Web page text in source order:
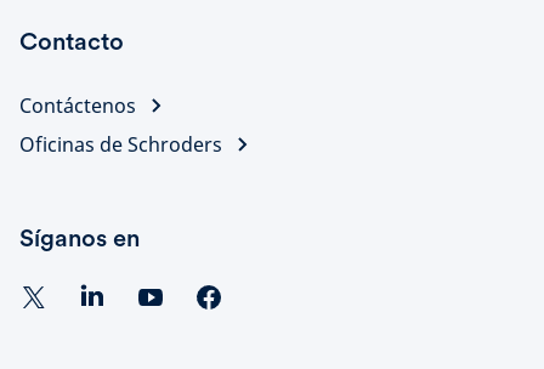
Contacto
Contáctenos
Oficinas de Schroders
Síganos en